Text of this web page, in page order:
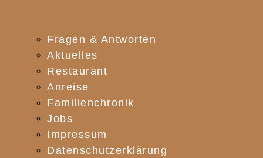
Fragen & Antworten
Aktuelles
Restaurant
Anreise
Familienchronik
Jobs
Impressum
Datenschutzerklärung